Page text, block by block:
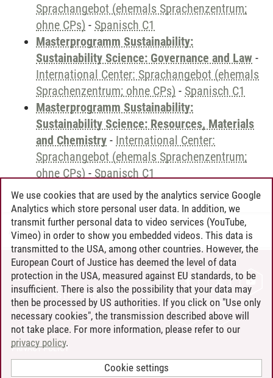
Sprachangebot (ehemals Sprachenzentrum;
ohne CPs) - Spanisch C1
Masterprogramm Sustainability:
Sustainability Science: Governance and Law -
International Center: Sprachangebot (ehemals
Sprachenzentrum; ohne CPs) - Spanisch C1
Masterprogramm Sustainability:
Sustainability Science: Resources, Materials
and Chemistry - International Center:
Sprachangebot (ehemals Sprachenzentrum;
ohne CPs) - Spanisch C1
Andreea Tribel 30.06.2024
CONTACT
LEUPHANA AS EMPLOYER
INTRANET
SITE NOTICE
PRIVACY POLICY
We use cookies that are used by the analytics service Google
Analytics which store personal user data. In addition, we
transmit further personal data to video services (YouTube,
Vimeo) in order to show you embedded videos. This data is
transmitted to the USA, among other countries. However, the
European Court of Justice has deemed the level of data
protection in the USA, measured against EU standards, to be
insufficient. There is also the possibility that your data may
then be processed by US authorities. If you click on "Use only
necessary cookies", the transmission described above will
not take place. For more information, please refer to our
privacy policy.
Cookie settings